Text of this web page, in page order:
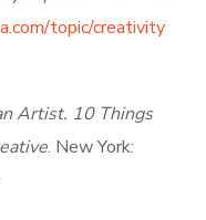
topic/creativity
Artist. 10 Things
. New York: